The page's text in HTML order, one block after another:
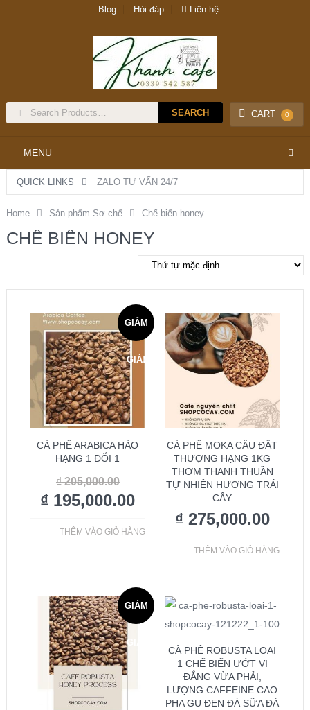
Blog Hỏi đáp Liên hệ
CART 0
MENU
QUICK LINKS ZALO TƯ VẤN 24/7
Home Sản phẩm Sơ chế Chế biến honey
CHẾ BIẾN HONEY
GIẢM
GIÁ!
CÀ PHÊ ARABICA HẢO
HẠNG 1 ĐỔI 1
₫205,000.00
₫ 195,000.00
THÊM VÀO GIỎ HÀNG
CÀ PHÊ MOKA CẦU ĐẤT
THƯỢNG HẠNG 1KG
THƠM THANH THUẦN
TỰ NHIÊN HƯƠNG TRÁI
CÂY
₫275,000.00
THÊM VÀO GIỎ HÀNG
GIẢM
GIÁ!
CÀ PHÊ ROBUSTA LOẠI
1 CHẾ BIẾN ƯỚT VỊ
ĐẮNG VỪA PHẢI,
LƯỢNG CAFFEINE CAO
PHA GU ĐEN ĐÁ SỮA ĐÁ